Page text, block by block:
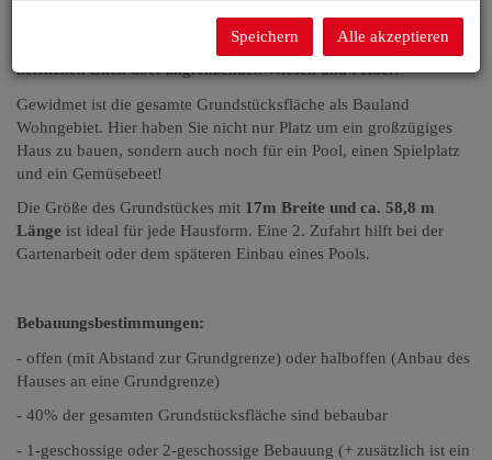
Das Grundstück befindet sich in einer Neuparzellierung am Rande
von Nickelsdorf. Die leichte erhöhte Lage gewährt einen
herrlichen Blick über angrenzenden Wiesen und Felder!
Gewidmet ist die gesamte Grundstücksfläche als Bauland
Wohngebiet. Hier haben Sie nicht nur Platz um ein großzügiges
Haus zu bauen, sondern auch noch für ein Pool, einen Spielplatz
und ein Gemüsebeet!
Die Größe des Grundstückes mit 17m Breite und ca. 58,8 m
Länge ist ideal für jede Hausform. Eine 2. Zufahrt hilft bei der
Gartenarbeit oder dem späteren Einbau eines Pools.
Bebauungsbestimmungen:
- offen (mit Abstand zur Grundgrenze) oder halboffen (Anbau des
Hauses an eine Grundgrenze)
- 40% der gesamten Grundstücksfläche sind bebaubar
- 1-geschossige oder 2-geschossige Bebauung (+ zusätzlich ist ein
Speichern Alle akzeptieren